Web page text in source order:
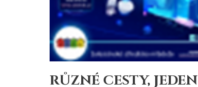
RŮZNÉ CESTY, JEDEN